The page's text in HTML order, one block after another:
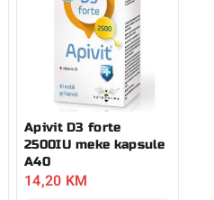
Apivit D3 forte
2500IU meke kapsule
A40
14,20 KM